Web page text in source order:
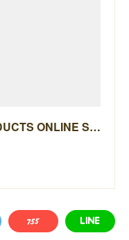
FUMP + fofo - BEAUTY PRODUCTS ONLINE STORE -